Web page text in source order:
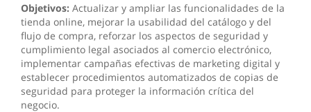
Objetivos: Actualizar y ampliar las funcionalidades de la
tienda online, mejorar la usabilidad del catálogo y del
flujo de compra, reforzar los aspectos de seguridad y
cumplimiento legal asociados al comercio electrónico,
implementar campañas efectivas de marketing digital y
establecer procedimientos automatizados de copias de
seguridad para proteger la información crítica del
negocio.